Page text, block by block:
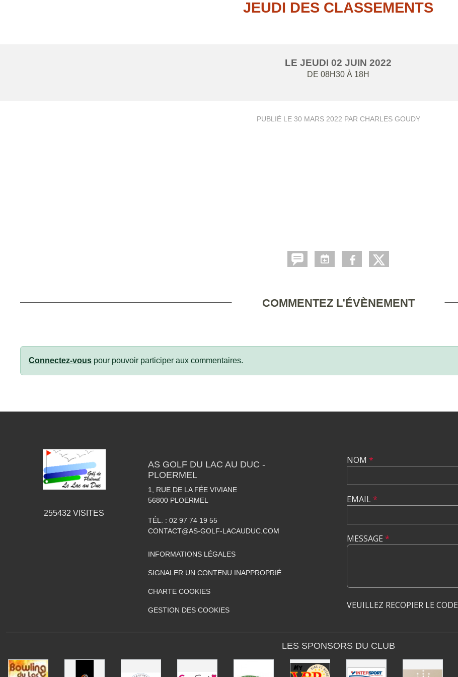
JEUDI DES CLASSEMENTS
LE JEUDI 02 JUIN 2022
DE 08H30 À 18H
PUBLIÉ LE 30 MARS 2022 PAR CHARLES GOUDY
COMMENTEZ L’ÉVÈNEMENT
Connectez-vous pour pouvoir participer aux commentaires.
255432 VISITES
AS GOLF DU LAC AU DUC -
PLOERMEL
1, RUE DE LA FÉE VIVIANE
56800 PLOERMEL
TÉL. : 02 97 74 19 55
CONTACT@AS-GOLF-LACAUDUC.COM
INFORMATIONS LÉGALES
SIGNALER UN CONTENU INAPPROPRIÉ
CHARTE COOKIES
GESTION DES COOKIES
NOM *
EMAIL*
MESSAGE *
VEUILLEZ RECOPIER LE CODE
LES SPONSORS DU CLUB